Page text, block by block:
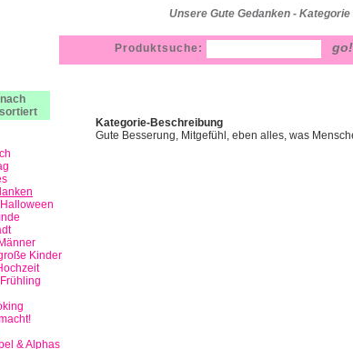
Unsere Gute Gedanken - Kategorie
Kinder
& Alphas
Kategorie-Beschreibung
Gute Besserung, Mitgefühl, eben alles, was
Produktsuche: